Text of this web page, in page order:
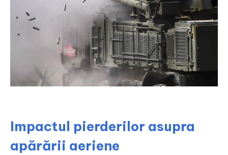
Impactul pierderilor asupra
apărării aeriene